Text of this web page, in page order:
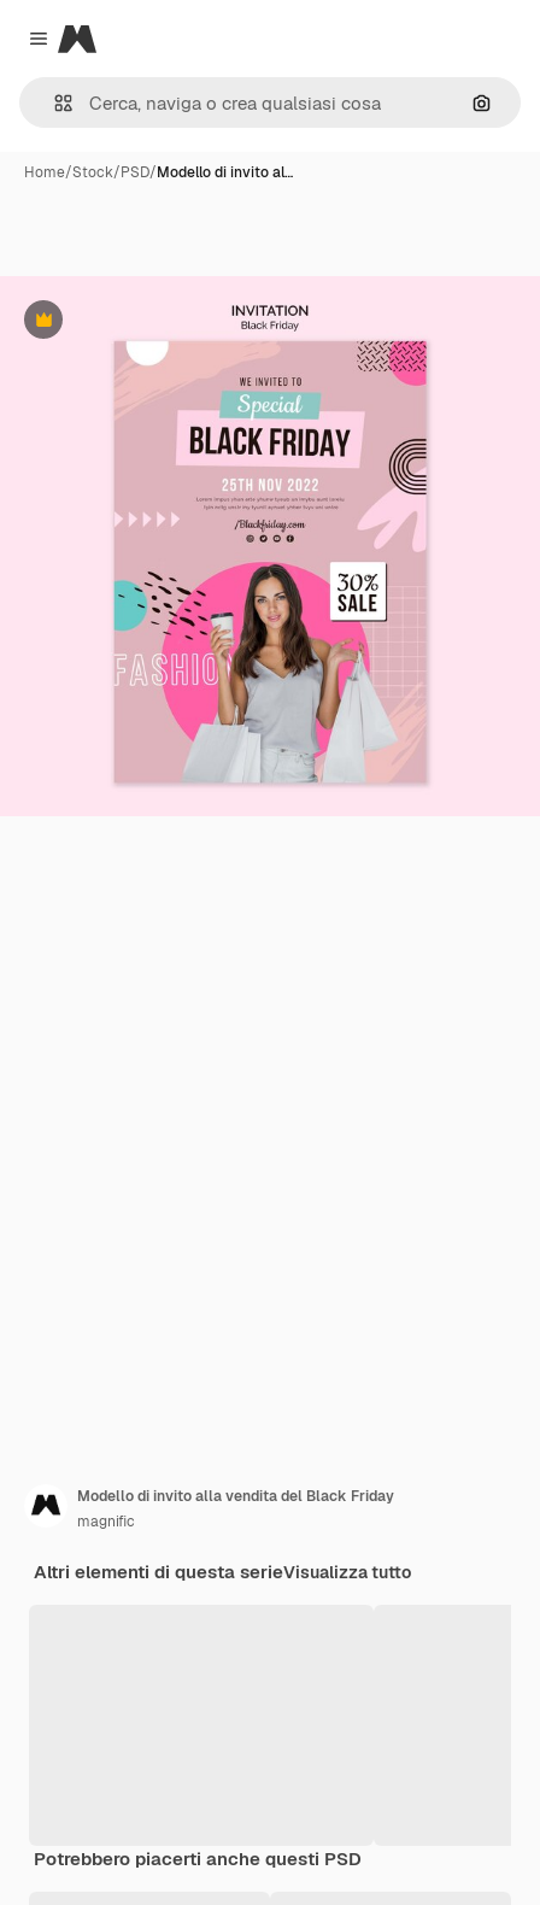
Close menu
Magnific
Cerca
Home/Stock/PSD/Modello di invito al…
Premium
Modello di invito alla vendita del Black Friday
magnific
Altri elementi di questa serieVisualizza tutto
Potrebbero piacerti anche questi PSD